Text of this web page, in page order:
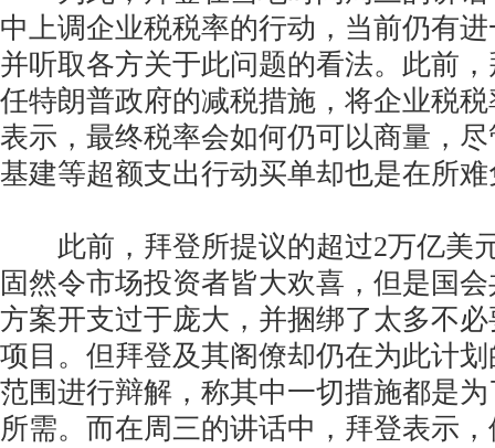
中上调企业税税率的行动，当前仍有
并听取各方关于此问题的看法。此前
任特朗普政府的减税措施，将企业税
表示，最终税率会如何仍可以商量，
基建等超额支出行动买单却也是在所
此前，拜登所提议的超过2万亿美
固然令市场投资者皆大欢喜，但是国
方案开支过于庞大，并捆绑了太多不
项目。但拜登及其阁僚却仍在为此计
范围进行辩解，称其中一切措施都是
所需。而在周三的讲话中，拜登表示